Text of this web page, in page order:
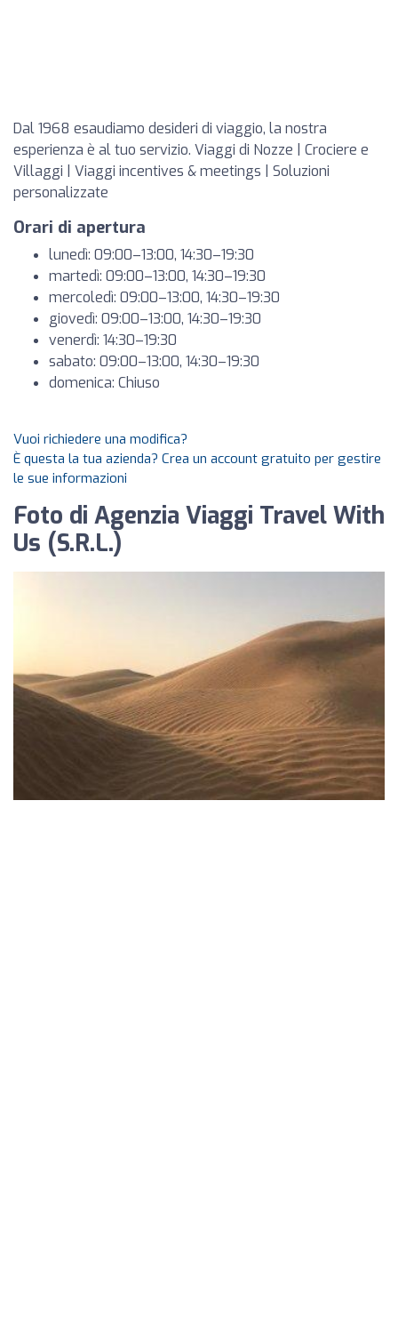
Dal 1968 esaudiamo desideri di viaggio, la nostra
esperienza è al tuo servizio. Viaggi di Nozze | Crociere e
Villaggi | Viaggi incentives & meetings | Soluzioni
personalizzate
Orari di apertura
lunedì: 09:00–13:00, 14:30–19:30
martedì: 09:00–13:00, 14:30–19:30
mercoledì: 09:00–13:00, 14:30–19:30
giovedì: 09:00–13:00, 14:30–19:30
venerdì: 14:30–19:30
sabato: 09:00–13:00, 14:30–19:30
domenica: Chiuso
Vuoi richiedere una modifica?
È questa la tua azienda? Crea un account gratuito per gestire
le sue informazioni
Foto di Agenzia Viaggi Travel With
Us (S.R.L.)